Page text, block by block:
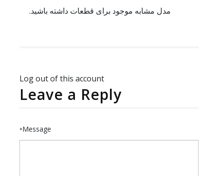
مدل مشابه موجود برای قطعات داشته باشید.
Log out of this account
Leave a Reply
Message
*